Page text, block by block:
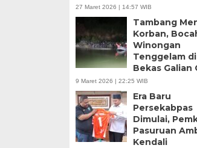
27 Maret 2026 | 14:57 WIB
Tambang
Korban,
Winongan
Tenggelam di
Bekas Galian
9 Maret 2026 | 22:25 WIB
Era Baru
Persekabpas
Dimulai,
Pasuruan
Kendali